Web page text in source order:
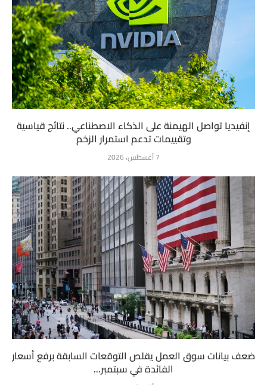
إنفيديا تواصل الهيمنة على الذكاء الاصطناعي.. نتائج قياسية
وتقييمات تدعم استمرار الزخم
7 أغسطس، 2026
ضعف بيانات سوق العمل يقلص التوقعات السابقة برفع أسعار
الفائدة في سبتمبر...